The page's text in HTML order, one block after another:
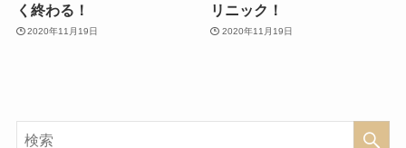
く終わる！
2020年11月19日
リニック！
2020年11月19日